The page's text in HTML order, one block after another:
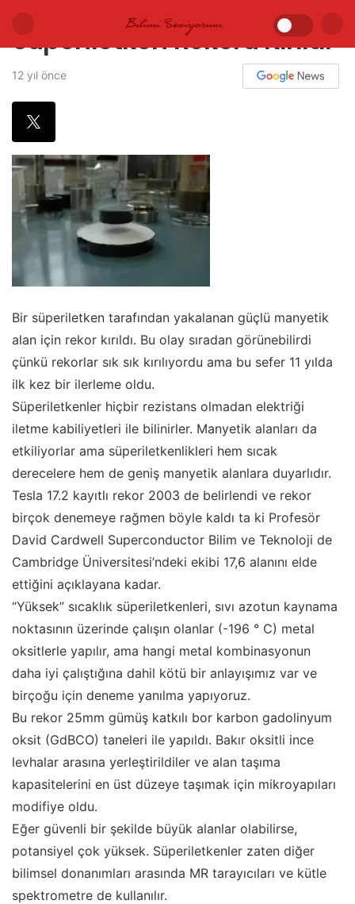
Süperiletken Rekoru Kırıldı
12 yıl önce
Bir süperiletken tarafından yakalanan güçlü manyetik
alan için rekor kırıldı. Bu olay sıradan görünebilirdi
çünkü rekorlar sık sık kırılıyordu ama bu sefer 11 yılda
ilk kez bir ilerleme oldu.
Süperiletkenler hiçbir rezistans olmadan elektriği
iletme kabiliyetleri ile bilinirler. Manyetik alanları da
etkiliyorlar ama süperiletkenlikleri hem sıcak
derecelere hem de geniş manyetik alanlara duyarlıdır.
Tesla 17.2 kayıtlı rekor 2003 de belirlendi ve rekor
birçok denemeye rağmen böyle kaldı ta ki Profesör
David Cardwell Superconductor Bilim ve Teknoloji de
Cambridge Üniversitesi’ndeki ekibi 17,6 alanını elde
ettiğini açıklayana kadar.
“Yüksek” sıcaklık süperiletkenleri, sıvı azotun kaynama
noktasının üzerinde çalışın olanlar (-196 ° C) metal
oksitlerle yapılır, ama hangi metal kombinasyonun
daha iyi çalıştığına dahil kötü bir anlayışımız var ve
birçoğu için deneme yanılma yapıyoruz.
Bu rekor 25mm gümüş katkılı bor karbon gadolinyum
oksit (GdBCO) taneleri ile yapıldı. Bakır oksitli ince
levhalar arasına yerleştirildiler ve alan taşıma
kapasitelerini en üst düzeye taşımak için mikroyapıları
modifiye oldu.
Eğer güvenli bir şekilde büyük alanlar olabilirse,
potansiyel çok yüksek. Süperiletkenler zaten diğer
bilimsel donanımları arasında MR tarayıcıları ve kütle
spektrometre de kullanılır.